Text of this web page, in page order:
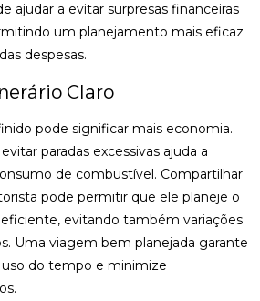
ajudar a evitar surpresas financeiras
um planejamento mais eficaz
despesas.
Claro
pode significar mais economia.
paradas excessivas ajuda a
de combustível. Compartilhar
pode permitir que ele planeje o
evitando também variações
Uma viagem bem planejada garante
do tempo e minimize